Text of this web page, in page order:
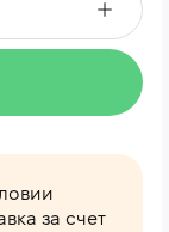
за счет